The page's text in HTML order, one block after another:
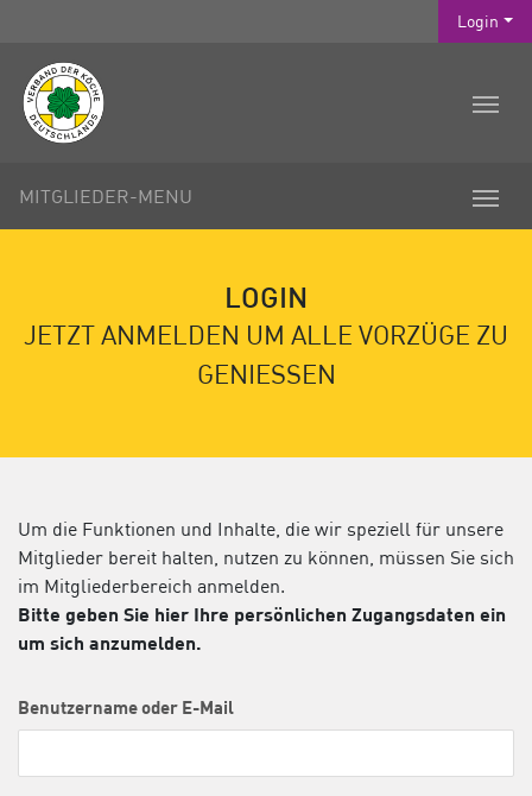
Login
MITGLIEDER-MENU
LOGIN
JETZT ANMELDEN UM ALLE VORZÜGE ZU
GENIESSEN
Um die Funktionen und Inhalte, die wir speziell für unsere
Mitglieder bereit halten, nutzen zu können, müssen Sie sich
im Mitgliederbereich anmelden.
Bitte geben Sie hier Ihre persönlichen Zugangsdaten ein
um sich anzumelden.
Benutzername oder E-Mail